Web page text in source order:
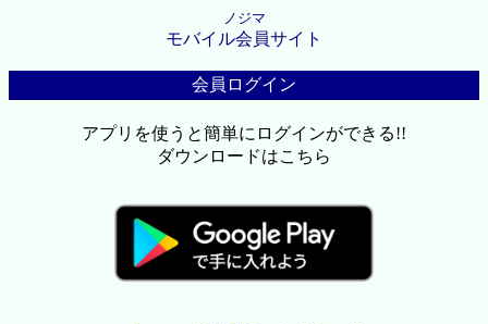
ノジマ
モバイル会員サイト
会員ログイン
アプリを使うと簡単にログインができる!!
ダウンロードはこちら